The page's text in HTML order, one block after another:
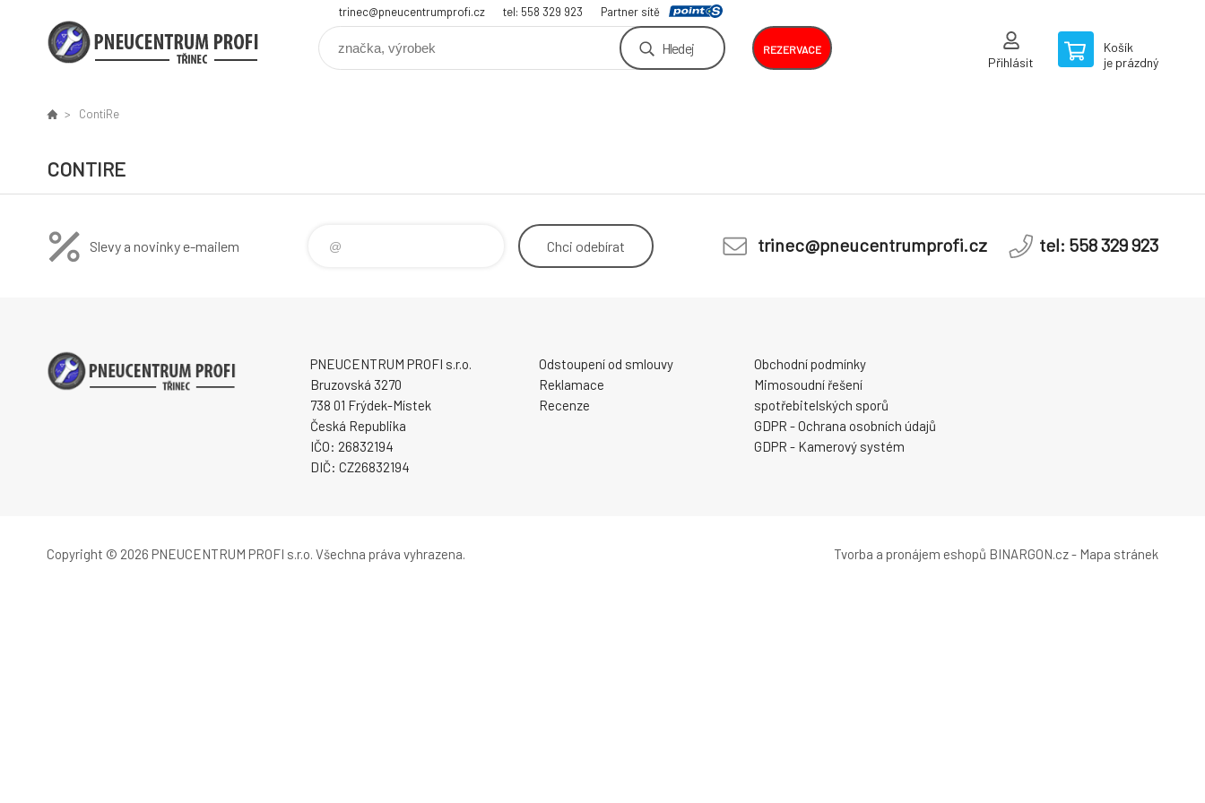
trinec@pneucentrumprofi.cz tel: 558 329 923 Partner sítě
Hledej REZERVACE
Přihlásit
Košík
je prázdný
ContiRe
CONTIRE
Slevy a novinky e-mailem Chci odebírat trinec@pneucentrumprofi.cz tel: 558 329 923
PNEUCENTRUM PROFI s.r.o.
Bruzovská 3270
738 01 Frýdek-Místek
Česká Republika
IČO: 26832194
DIČ: CZ26832194
Odstoupení od smlouvy
Reklamace
Recenze
Obchodní podmínky
Mimosoudní řešení
spotřebitelských sporů
GDPR - Ochrana osobních údajů
GDPR - Kamerový systém
Copyright © 2026 PNEUCENTRUM PROFI s.r.o. Všechna práva vyhrazena. Tvorba a pronájem eshopů BINARGON.cz- Mapa stránek